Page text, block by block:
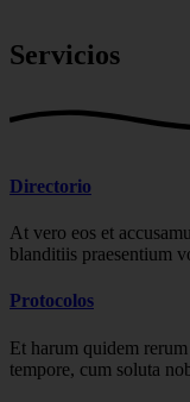
Servicios
Directorio
At vero eos et
blanditiis praesentium
Protocolos
Et harum quidem
tempore, cum soluta